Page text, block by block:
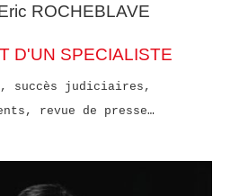
ROCHEBLAVE
D'UN SPECIALISTE
succès judiciaires,
revue de presse…